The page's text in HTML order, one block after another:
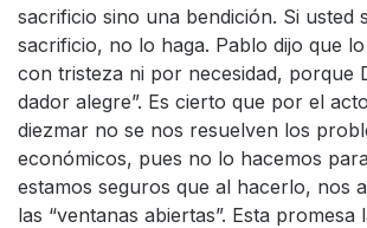
sacrificio sino una bendición. Si usted
sacrificio, no lo haga. Pablo dijo que
con tristeza ni por necesidad, porque
dador alegre”. Es cierto que por el
diezmar no se nos resuelven los
económicos, pues no lo hacemos
estamos seguros que al hacerlo, nos
las “ventanas abiertas”. Esta promesa